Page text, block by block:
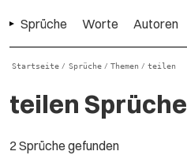
Sprüche Worte Autoren
Startseite / Sprüche / Themen / teilen
teilen Sprüche
2 Sprüche gefunden